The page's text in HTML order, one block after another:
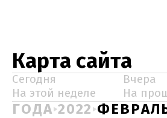
Карта сайта
Сегодня
Вчера
На этой неделе
На
ГОДА 2022